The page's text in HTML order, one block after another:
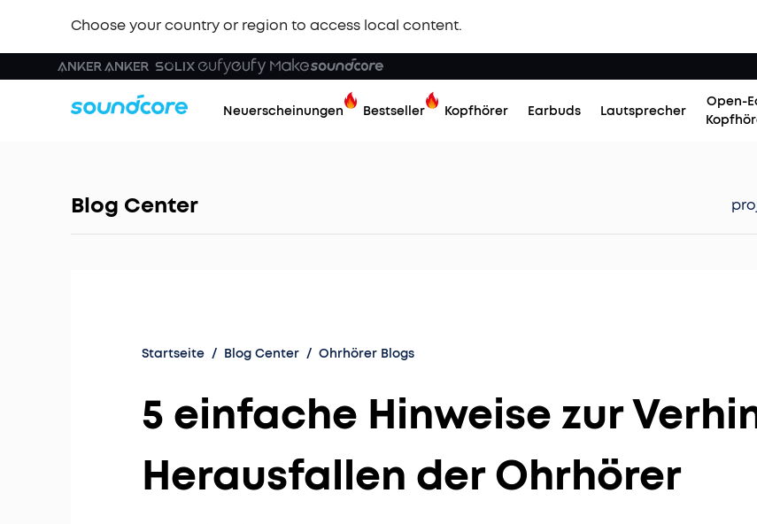
Choose your country or region to access local content.
Neuerscheinungen Bestseller Kopfhörer Earbuds Lautsprecher
Open-
Blog Center
Startseite / Blog Center / Ohrhörer Blogs
5 einfache Hinweise zur
Herausfallen der Ohrhörer